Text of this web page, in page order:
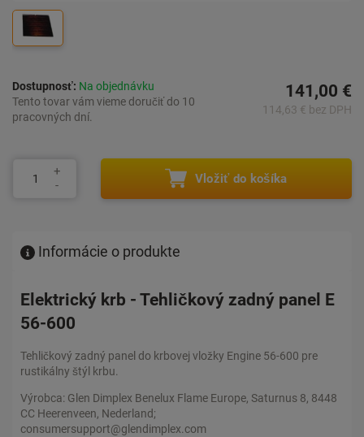
Dostupnosť: Na objednávku
Tento tovar vám vieme doručiť do 10
pracovných dní.
141,00 €
114,63 € bez DPH
Vložiť do košíka
Informácie o produkte
Elektrický krb - Tehličkový zadný panel E
56-600
Tehličkový zadný panel do krbovej vložky Engine 56-600 pre
rustikálny štýl krbu.
Výrobca: Glen Dimplex Benelux Flame Europe, Saturnus 8, 8448
CC Heerenveen, Nederland;
consumersupport@glendimplex.com